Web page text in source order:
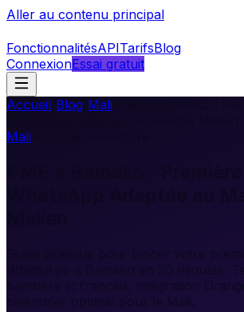
Aller au contenu principal
FonctionnalitésAPITarifsBlog
ConnexionEssai gratuit
Accueil Blog Mali
Mali
WhatsApp à Bamako en 30 minutes.
bambara et français, intégration